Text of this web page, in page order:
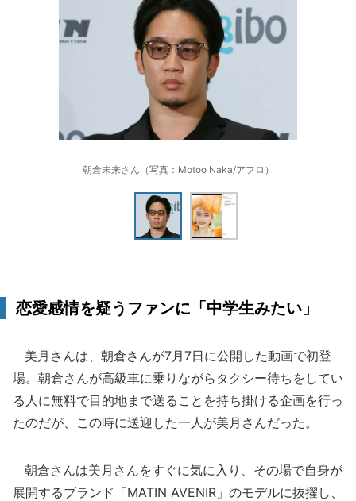
朝倉未来さん（写真：Motoo Naka/アフロ）
恋愛感情を疑うファンに「中学生みたい」
美月さんは、朝倉さんが7月7日に公開した動画で初登
場。朝倉さんが高級車に乗りながらタクシー待ちをしてい
る人に無料で目的地まで送ることを持ち掛ける企画を行っ
たのだが、この時に送迎した一人が美月さんだった。
朝倉さんは美月さんをすぐに気に入り、その場で自身が
展開するブランド「MATIN AVENIR」のモデルに抜擢し、